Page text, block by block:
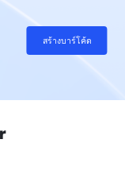
สร้างบาร์โค้ด